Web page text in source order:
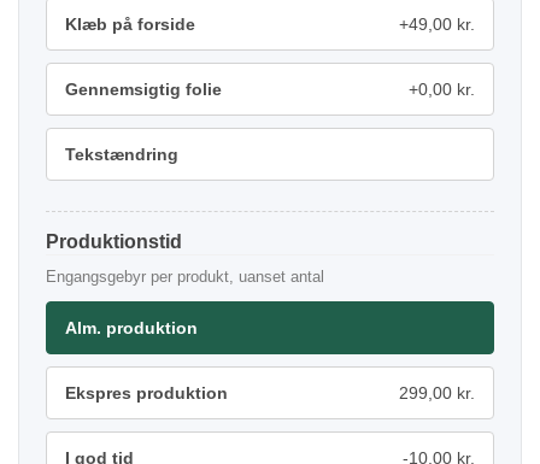
Klæb på forside +49,00 kr.
Gennemsigtig folie +0,00 kr.
Tekstændring
Produktionstid
Engangsgebyr per produkt, uanset antal
Alm. produktion
Ekspres produktion 299,00 kr.
I god tid -10,00 kr.